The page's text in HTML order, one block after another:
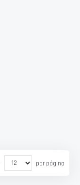
por página